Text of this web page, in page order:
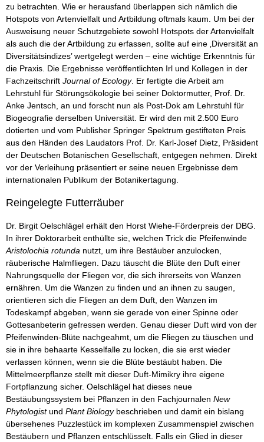
zu betrachten. Wie er herausfand überlappen sich nämlich die
Hotspots von Artenvielfalt und Artbildung oftmals kaum. Um bei der
Ausweisung neuer Schutzgebiete sowohl Hotspots der Artenvielfalt
als auch die der Artbildung zu erfassen, sollte auf eine ‚Diversität an
Diversitätsindizes’ wertgelegt werden – eine wichtige Erkenntnis für
die Praxis. Die Ergebnisse veröffentlichten Irl und Kollegen in der
Fachzeitschrift Journal of Ecology. Er fertigte die Arbeit am
Lehrstuhl für Störungsökologie bei seiner Doktormutter, Prof. Dr.
Anke Jentsch, an und forscht nun als Post-Dok am Lehrstuhl für
Biogeografie derselben Universität. Er wird den mit 2.500 Euro
dotierten und vom Publisher Springer Spektrum gestifteten Preis
aus den Händen des Laudators Prof. Dr. Karl-Josef Dietz, Präsident
der Deutschen Botanischen Gesellschaft, entgegen nehmen. Direkt
vor der Verleihung präsentiert er seine neuen Ergebnisse dem
internationalen Publikum der Botanikertagung.
Reingelegte Futterräuber
Dr. Birgit Oelschlägel erhält den Horst Wiehe-Förderpreis der DBG.
In ihrer Doktorarbeit enthüllte sie, welchen Trick die Pfeifenwinde
Aristolochia rotunda nutzt, um ihre Bestäuber anzulocken,
räuberische Halmfliegen. Dazu täuscht die Blüte den Duft einer
Nahrungsquelle der Fliegen vor, die sich ihrerseits von Wanzen
ernähren. Um die Wanzen zu finden und an ihnen zu saugen,
orientieren sich die Fliegen an dem Duft, den Wanzen im
Todeskampf abgeben, wenn sie gerade von einer Spinne oder
Gottesanbeterin gefressen werden. Genau dieser Duft wird von der
Pfeifenwinden-Blüte nachgeahmt, um die Fliegen zu täuschen und
sie in ihre behaarte Kesselfalle zu locken, die sie erst wieder
verlassen können, wenn sie die Blüte bestäubt haben. Die
Mittelmeerpflanze stellt mit dieser Duft-Mimikry ihre eigene
Fortpflanzung sicher. Oelschlägel hat dieses neue
Bestäubungssystem bei Pflanzen in den Fachjournalen New
Phytologistund Plant Biologybeschrieben und damit ein bislang
übersehenes Puzzlestück im komplexen Zusammenspiel zwischen
Bestäubern und Pflanzen entschlüsselt. Falls ein Glied in dieser